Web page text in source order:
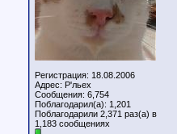
Регистрация: 18.08.2006
Адрес: Р'льех
Сообщения: 6,754
Поблагодарил(а): 1,201
Поблагодарили 2,371 раз(а) в
1,183 сообщениях